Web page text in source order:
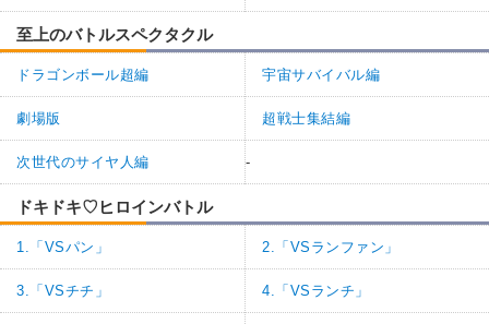
至上のバトルスペクタクル
ドラゴンボール超編 宇宙サバイバル編
劇場版 超戦士集結編
次世代のサイヤ人編 -
ドキドキ♡ヒロインバトル
1.「VSパン」 2.「VSランファン」
3.「VSチチ」 4.「VSランチ」